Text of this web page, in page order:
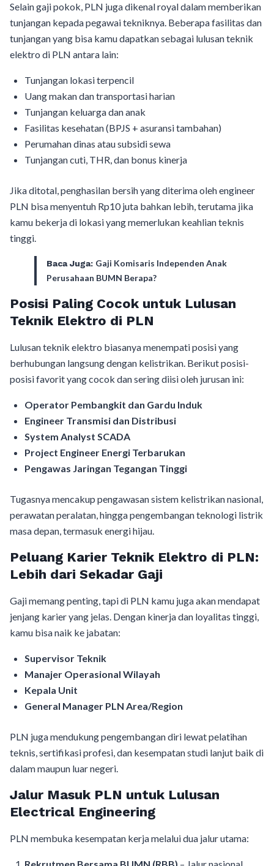
Selain gaji pokok, PLN juga dikenal royal dalam memberikan
tunjangan kepada pegawai tekniknya. Beberapa fasilitas dan
tunjangan yang bisa kamu dapatkan sebagai lulusan teknik
elektro di PLN antara lain:
Tunjangan lokasi terpencil
Uang makan dan transportasi harian
Tunjangan keluarga dan anak
Fasilitas kesehatan (BPJS + asuransi tambahan)
Perumahan dinas atau subsidi sewa
Tunjangan cuti, THR, dan bonus kinerja
Jika ditotal, penghasilan bersih yang diterima oleh engineer
PLN bisa menyentuh Rp10 juta bahkan lebih, terutama jika
kamu bekerja di lokasi yang memerlukan keahlian teknis
tinggi.
Baca Juga: Gaji Komisaris Independen Anak
Perusahaan BUMN Berapa?
Posisi Paling Cocok untuk Lulusan
Teknik Elektro di PLN
Lulusan teknik elektro biasanya menempati posisi yang
berhubungan langsung dengan kelistrikan. Berikut posisi-
posisi favorit yang cocok dan sering diisi oleh jurusan ini:
Operator Pembangkit dan Gardu Induk
Engineer Transmisi dan Distribusi
System Analyst SCADA
Project Engineer Energi Terbarukan
Pengawas Jaringan Tegangan Tinggi
Tugasnya mencakup pengawasan sistem kelistrikan nasional,
perawatan peralatan, hingga pengembangan teknologi listrik
masa depan, termasuk energi hijau.
Peluang Karier Teknik Elektro di PLN:
Lebih dari Sekadar Gaji
Gaji memang penting, tapi di PLN kamu juga akan mendapat
jenjang karier yang jelas. Dengan kinerja dan loyalitas tinggi,
kamu bisa naik ke jabatan:
Supervisor Teknik
Manajer Operasional Wilayah
Kepala Unit
General Manager PLN Area/Region
PLN juga mendukung pengembangan diri lewat pelatihan
teknis, sertifikasi profesi, dan kesempatan studi lanjut baik di
dalam maupun luar negeri.
Jalur Masuk PLN untuk Lulusan
Electrical Engineering
PLN membuka kesempatan kerja melalui dua jalur utama: